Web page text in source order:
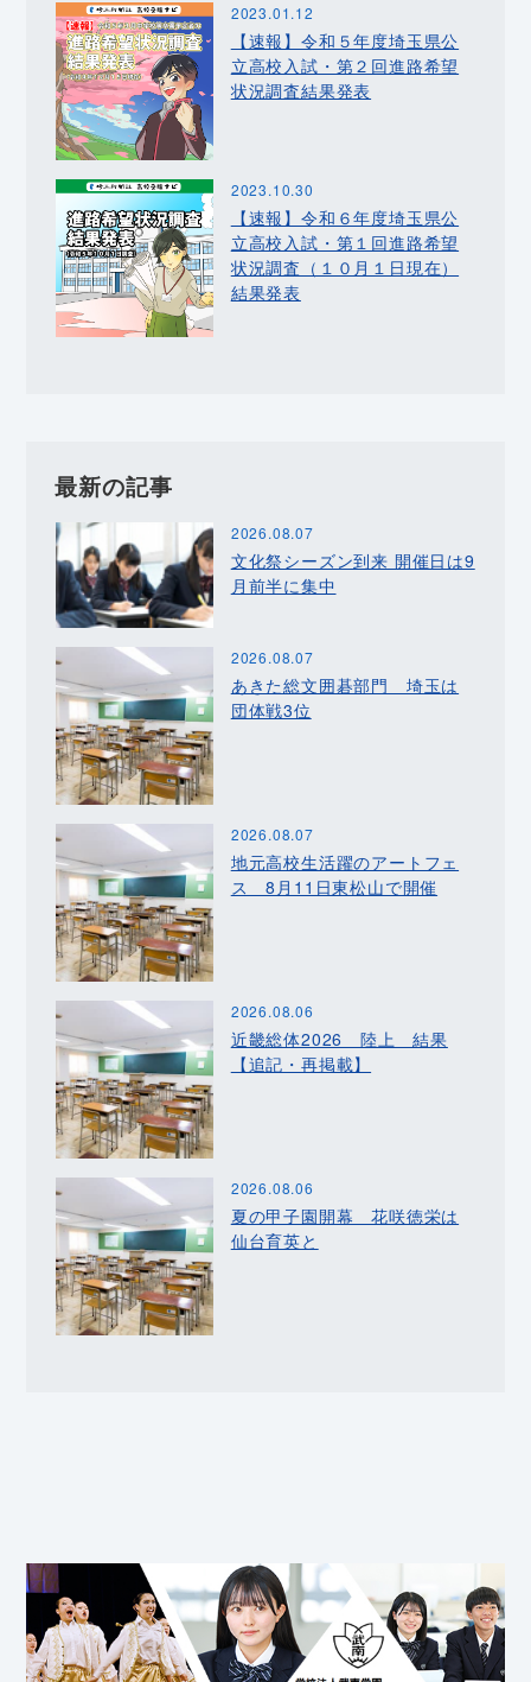
2023.01.12
【速報】令和５年度埼玉県公
立高校入試・第２回進路希望
状況調査結果発表
2023.10.30
【速報】令和６年度埼玉県公
立高校入試・第１回進路希望
状況調査（１０月１日現在）
結果発表
最新の記事
2026.08.07
文化祭シーズン到来 開催日は9
月前半に集中
2026.08.07
あきた総文囲碁部門 埼玉は
団体戦3位
2026.08.07
地元高校生活躍のアートフェ
ス 8月11日東松山で開催
2026.08.06
近畿総体2026 陸上 結果
【追記・再掲載】
2026.08.06
夏の甲子園開幕 花咲徳栄は
仙台育英と